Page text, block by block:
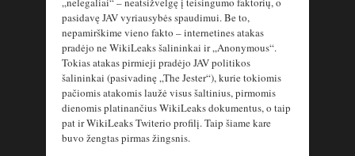
pasidavę JAV vyriausybės spaudimui. Be to,
nepamirškime vieno fakto – internetines atakas
pradėjo ne WikiLeaks šalininkai ir „Anonymous“.
Tokias atakas pirmieji pradėjo JAV politikos
šalininkai (pasivadinę „The Jester“), kurie tokiomis
pačiomis atakomis laužė visus šaltinius, pirmomis
dienomis platinančius WikiLeaks dokumentus, o taip
pat ir WikiLeaks Twiterio profilį. Taip šiame kare
buvo žengtas pirmas žingsnis.